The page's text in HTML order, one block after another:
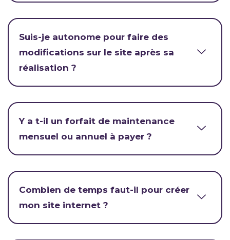
Suis-je autonome pour faire des
modifications sur le site après sa
réalisation ?
Y a t-il un forfait de maintenance
mensuel ou annuel à payer ?
Combien de temps faut-il pour créer
mon site internet ?